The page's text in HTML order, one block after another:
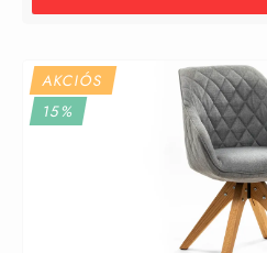
AKCIÓS
15%